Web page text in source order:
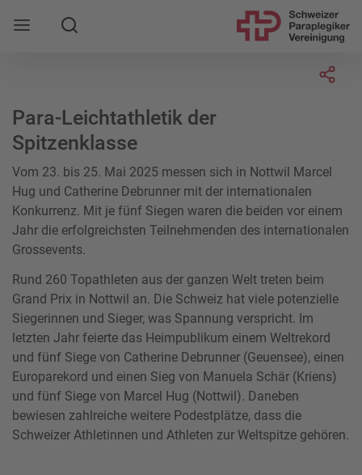
Mobile Navigation öffnen
Suche
Para-Leichtathletik der
Spitzenklasse
Vom 23. bis 25. Mai 2025 messen sich in Nottwil Marcel
Hug und Catherine Debrunner mit der internationalen
Konkurrenz. Mit je fünf Siegen waren die beiden vor einem
Jahr die erfolgreichsten Teilnehmenden des internationalen
Grossevents.
Rund 260 Topathleten aus der ganzen Welt treten beim
Grand Prix in Nottwil an. Die Schweiz hat viele potenzielle
Siegerinnen und Sieger, was Spannung verspricht. Im
letzten Jahr feierte das Heimpublikum einem Weltrekord
und fünf Siege von Catherine Debrunner (Geuensee), einen
Europarekord und einen Sieg von Manuela Schär (Kriens)
und fünf Siege von Marcel Hug (Nottwil). Daneben
bewiesen zahlreiche weitere Podestplätze, dass die
Schweizer Athletinnen und Athleten zur Weltspitze gehören.